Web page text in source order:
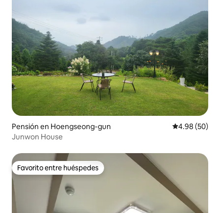
Pensión en Hoengseong-gun Calificación
4.98 (50)
Junwon House
Favorito entre huéspedes
Favorito entre huéspedes